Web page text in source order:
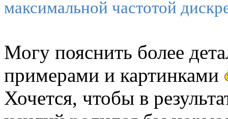
максимальной частотой
Могу пояснить более
примерами и картинками
Хочется, чтобы в